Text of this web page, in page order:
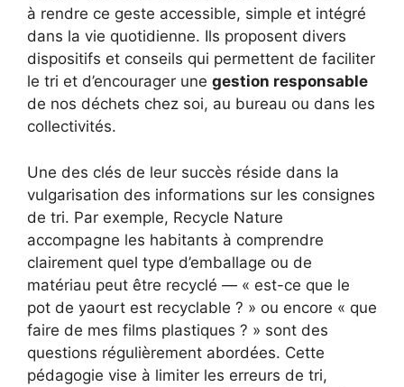
à rendre ce geste accessible, simple et intégré
dans la vie quotidienne. Ils proposent divers
dispositifs et conseils qui permettent de faciliter
le tri et d’encourager une gestion responsable
de nos déchets chez soi, au bureau ou dans les
collectivités.
Une des clés de leur succès réside dans la
vulgarisation des informations sur les consignes
de tri. Par exemple, Recycle Nature
accompagne les habitants à comprendre
clairement quel type d’emballage ou de
matériau peut être recyclé — « est-ce que le
pot de yaourt est recyclable ? » ou encore « que
faire de mes films plastiques ? » sont des
questions régulièrement abordées. Cette
pédagogie vise à limiter les erreurs de tri,